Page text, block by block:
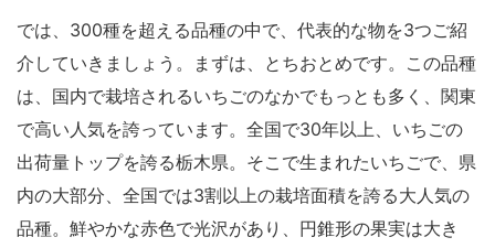
では、300種を超える品種の中で、代表的な物を3つご紹
介していきましょう。まずは、とちおとめです。この品種
は、国内で栽培されるいちごのなかでもっとも多く、関東
で高い人気を誇っています。全国で30年以上、いちごの
出荷量トップを誇る栃木県。そこで生まれたいちごで、県
内の大部分、全国では3割以上の栽培面積を誇る大人気の
品種。鮮やかな赤色で光沢があり、円錐形の果実は大き